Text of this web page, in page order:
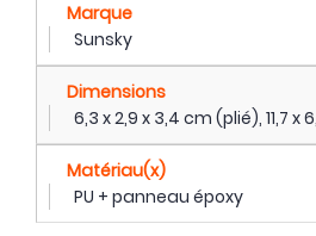
Marque
Sunsky
Dimensions
6,3 x 2,9 x 3,4 cm (plié), 11,7 x
Matériau(x)
PU + panneau époxy